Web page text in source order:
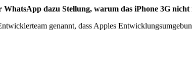
dazu Stellung, warum das iPhone 3G
genannt, dass Apples